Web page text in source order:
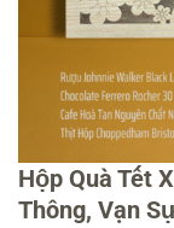
Hộp Quà Tết
Thông, Vạn